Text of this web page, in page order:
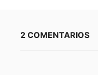
2 COMENTARIOS